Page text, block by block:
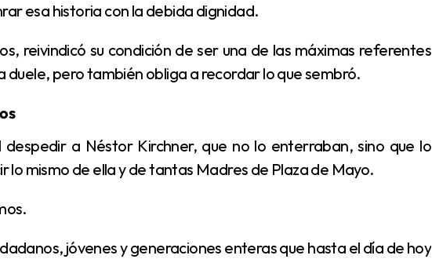
esa historia con la debida dignidad.
duele, pero también obliga a recordar lo que sembró.
mismo de ella y de tantas Madres de Plaza de Mayo.